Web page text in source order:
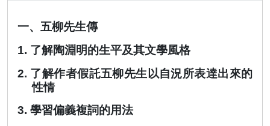
一、 五柳先生傳
1. 了解陶淵明的生平及其文學風格
2. 了解作者假託五柳先生以自況所表達出來的
性情
3. 學習偏義複詞的用法